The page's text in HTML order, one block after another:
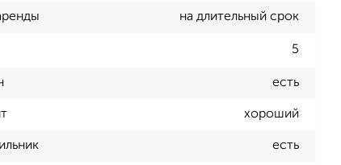
на длительный срок
5
есть
хороший
есть